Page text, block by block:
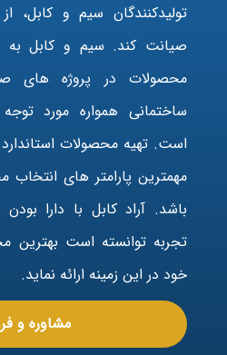
تولیدکنندگان سیم و کابل،
صیانت کند. سیم و کابل به
محصولات در پروژه های
ساختمانی همواره مورد
است. تهیه محصولات استاندارد
مهمترین پارامتر های
باشد. آراد کابل با دارا
تجربه توانسته است بهترین
خود در این زمینه ارائه نماید.
مشاوره و